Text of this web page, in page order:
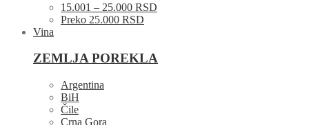
15.001 – 25.000 RSD
Preko 25.000 RSD
Vina
ZEMLJA POREKLA
Argentina
BiH
Čile
Crna Gora